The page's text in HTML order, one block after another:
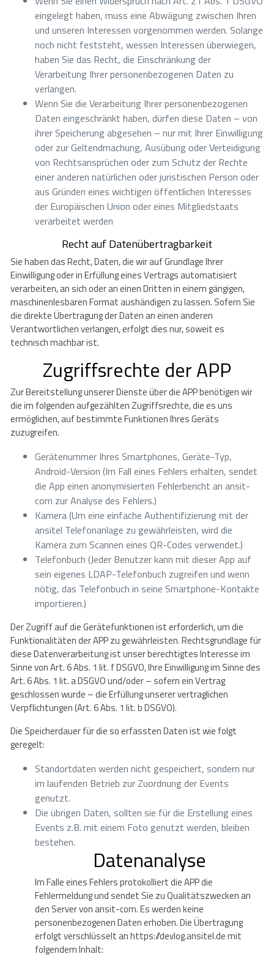
eingelegt haben, muss eine Abwägung zwischen Ihren
und unseren Interessen vorgenommen werden. Solange
noch nicht feststeht, wessen Interessen überwiegen,
haben Sie das Recht, die Einschränkung der
Verarbeitung Ihrer personenbezogenen Daten zu
verlangen.
Wenn Sie die Verarbeitung Ihrer personenbezogenen
Daten eingeschränkt haben, dürfen diese Daten – von
ihrer Speicherung abgesehen – nur mit Ihrer Einwilligung
oder zur Geltendmachung, Ausübung oder Verteidigung
von Rechtsansprüchen oder zum Schutz der Rechte
einer anderen natürlichen oder juristischen Person oder
aus Gründen eines wichtigen öffentlichen Interesses
der Europäischen Union oder eines Mitgliedstaats
verarbeitet werden
Recht auf Datenübertragbarkeit
Sie haben das Recht, Daten, die wir auf Grundlage Ihrer
Einwilligung oder in Erfüllung eines Vertrags automatisiert
verarbeiten, an sich oder an einen Dritten in einem gängigen,
maschinenlesbaren Format aushändigen zu lassen. Sofern Sie
die direkte Übertragung der Daten an einen anderen
Verantwortlichen verlangen, erfolgt dies nur, soweit es
technisch machbar ist.
Zugriffsrechte der APP
Zur Bereitstellung unserer Dienste über die APP benötigen wir
die im folgenden aufgezählten Zugriffsrechte, die es uns
ermöglichen, auf bestimmte Funktionen Ihres Geräts
zuzugreifen.
Gerätenummer Ihres Smartphones, Geräte-Typ,
Android-Version (Im Fall eines Fehlers erhalten, sendet
die App einen anonymisierten Fehlerbericht an ansit-
com zur Analyse des Fehlers.)
Kamera (Um eine einfache Authentifizierung mit der
ansitel Telefonanlage zu gewährleisten, wird die
Kamera zum Scannen eines QR-Codes verwendet.)
Telefonbuch (Jeder Benutzer kann mit dieser App auf
sein eigenes LDAP-Telefonbuch zugreifen und wenn
nötig, das Telefonbuch in seine Smartphone-Kontakte
importieren.)
Der Zugriff auf die Gerätefunktionen ist erforderlich, um die
Funktionalitäten der APP zu gewährleisten. Rechtsgrundlage für
diese Datenverarbeitung ist unser berechtigtes Interesse im
Sinne von Art. 6 Abs. 1 lit. f DSGVO, Ihre Einwilligung im Sinne des
Art. 6 Abs. 1 lit. a DSGVO und/oder – sofern ein Vertrag
geschlossen wurde – die Erfüllung unserer vertraglichen
Verpflichtungen (Art. 6 Abs. 1 lit. b DSGVO).
Die Speicherdauer für die so erfassten Daten ist wie folgt
geregelt:
Standortdaten werden nicht gespeichert, sondern nur
im laufenden Betrieb zur Zuordnung der Events
genutzt.
Die übrigen Daten, sollten sie für die Erstellung eines
Events z.B. mit einem Foto genutzt werden, bleiben
bestehen.
Datenanalyse
Im Falle eines Fehlers protokolliert die APP die
Fehlermeldung und sendet Sie zu Qualitätszwecken an
den Server von ansit-com. Es werden keine
personenbezogenen Daten erhoben. Die Übertragung
erfolgt verschlüsselt an https://devlog.ansitel.de mit
folgendem Inhalt: